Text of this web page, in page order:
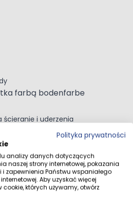
ścieranie i uderzenia
do każdego podłoża
UV oraz warunki
napędowy, rozpuszczalniki,
silnikowy, płyn hamulcowy,
Polityka prywatności
analizy danych dotyczących
naszej strony internetowej, pokazania
zapewnienia Państwu wspaniałego
Aby uzyskać więcej
których używamy, otwórz